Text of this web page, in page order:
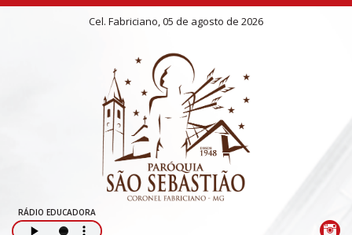
Cel. Fabriciano, 05 de agosto de 2026
RÁDIO EDUCADORA